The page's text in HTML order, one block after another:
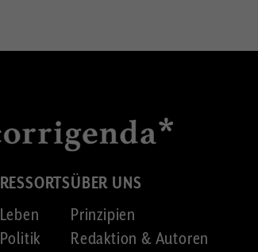
RESSORTS
Leben
Politik
ÜBER UNS
Prinzipien
Redaktion & Autoren